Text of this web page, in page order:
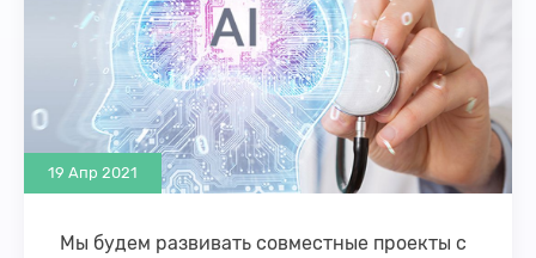
19 Апр 2021
Мы будем развивать совместные проекты с